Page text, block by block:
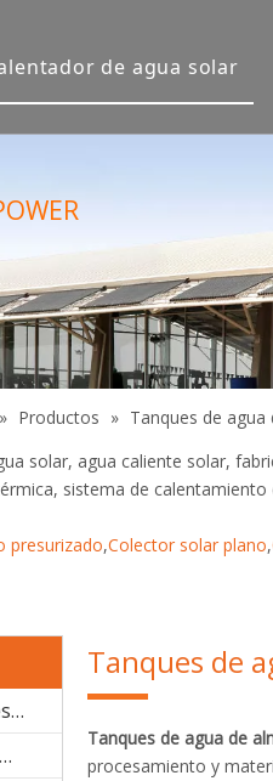
de agua solar
» Productos » Tanques de
solar, agua caliente solar,
sistema de calentamiento
presurizado,Colector solar plano,
Accesorios para calentadores solares de agua
Calentador de agua solar compacto presurizado (SPP)
Tanques de
Tanques de agua de
procesamiento y